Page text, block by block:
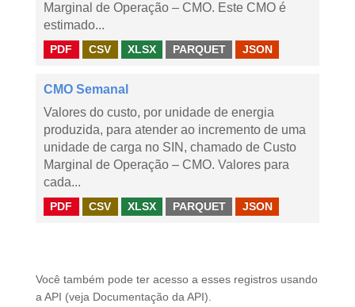
Marginal de Operação – CMO. Este CMO é
estimado...
PDF CSV XLSX PARQUET JSON
CMO Semanal
Valores do custo, por unidade de energia
produzida, para atender ao incremento de uma
unidade de carga no SIN, chamado de Custo
Marginal de Operação – CMO. Valores para
cada...
PDF CSV XLSX PARQUET JSON
Você também pode ter acesso a esses registros usando
a API (veja Documentação da API ).